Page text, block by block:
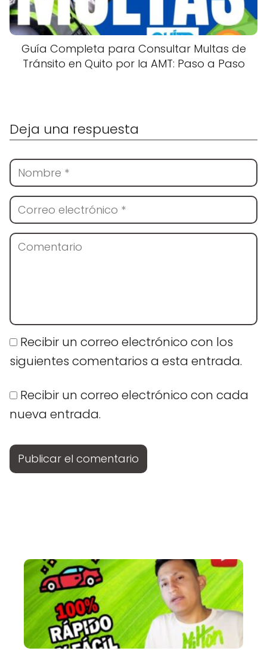
Guía Completa para Consultar Multas de
Tránsito en Quito por la AMT: Paso a Paso
Deja una respuesta
Recibir un correo electrónico con los
siguientes comentarios a esta entrada.
Recibir un correo electrónico con cada
nueva entrada.